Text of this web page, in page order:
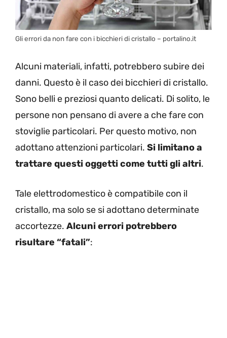
Gli errori da non fare con i bicchieri di cristallo – portalino.it
Alcuni materiali, infatti, potrebbero subire dei
danni. Questo è il caso dei bicchieri di cristallo.
Sono belli e preziosi quanto delicati. Di solito, le
persone non pensano di avere a che fare con
stoviglie particolari. Per questo motivo, non
adottano attenzioni particolari. Si limitano a
trattare questi oggetti come tutti gli altri.
Tale elettrodomestico è compatibile con il
cristallo, ma solo se si adottano determinate
accortezze. Alcuni errori potrebbero
risultare “fatali”: